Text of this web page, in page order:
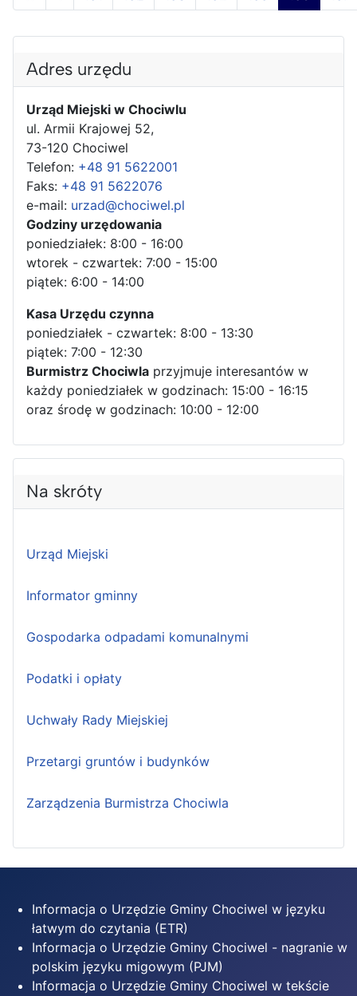
Adres urzędu
Urząd Miejski w Chociwlu
ul. Armii Krajowej 52,
73-120 Chociwel
Telefon: +48 91 5622001
Faks: +48 91 5622076
e-mail: urzad@chociwel.pl
Godziny urzędowania
poniedziałek: 8:00 - 16:00
wtorek - czwartek: 7:00 - 15:00
piątek: 6:00 - 14:00
Kasa Urzędu czynna
poniedziałek - czwartek: 8:00 - 13:30
piątek: 7:00 - 12:30
Burmistrz Chociwla przyjmuje interesantów w
każdy poniedziałek w godzinach: 15:00 - 16:15
oraz środę w godzinach: 10:00 - 12:00
Na skróty
Urząd Miejski
Informator gminny
Gospodarka odpadami komunalnymi
Podatki i opłaty
Uchwały Rady Miejskiej
Przetargi gruntów i budynków
Zarządzenia Burmistrza Chociwla
Informacja o Urzędzie Gminy Chociwel w języku
łatwym do czytania (ETR)
Informacja o Urzędzie Gminy Chociwel - nagranie w
polskim języku migowym (PJM)
Informacja o Urzędzie Gminy Chociwel w tekście